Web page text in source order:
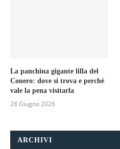
La panchina gigante lilla del
Conero: dove si trova e perché
vale la pena visitarla
28 Giugno 2026
ARCHIVI